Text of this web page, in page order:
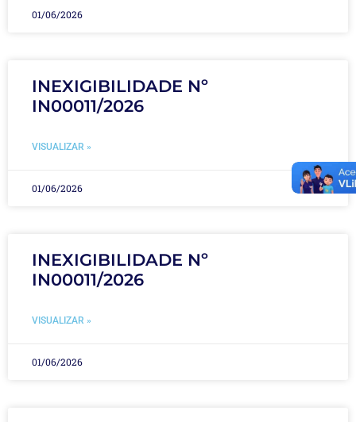
01/06/2026
INEXIGIBILIDADE Nº
IN00011/2026
VISUALIZAR »
01/06/2026
INEXIGIBILIDADE Nº
IN00011/2026
VISUALIZAR »
01/06/2026